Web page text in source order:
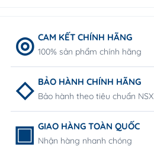
CAM KẾT CHÍNH HÃNG
100% sản phẩm chính hãng
BẢO HÀNH CHÍNH HÃNG
Bảo hành theo tiêu chuẩn NSX
GIAO HÀNG TOÀN QUỐC
Nhận hàng nhanh chóng